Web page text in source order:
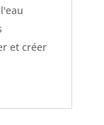
et créer